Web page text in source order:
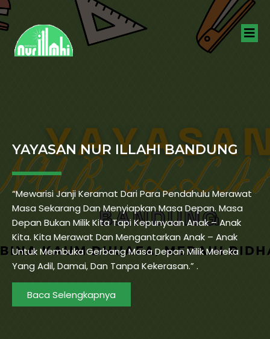
YAYASAN NUR ILLAHI BANDUNG
“Mewarisi Janji Keramat Dari Para Pendahulu Merawat
Masa Sekarang Dan Menyiapkan Masa Depan. Masa
Depan Bukan Milik Kita Tapi Kepunyaan Anak – Anak
Kita. Kita Merawat Dan Mengantarkan Anak – Anak
Untuk Membuka Gerbang Masa Depan Milik Mereka
Yang Adil, Damai, Dan Tanpa Kekerasan.” .
Baca Selengkapnya